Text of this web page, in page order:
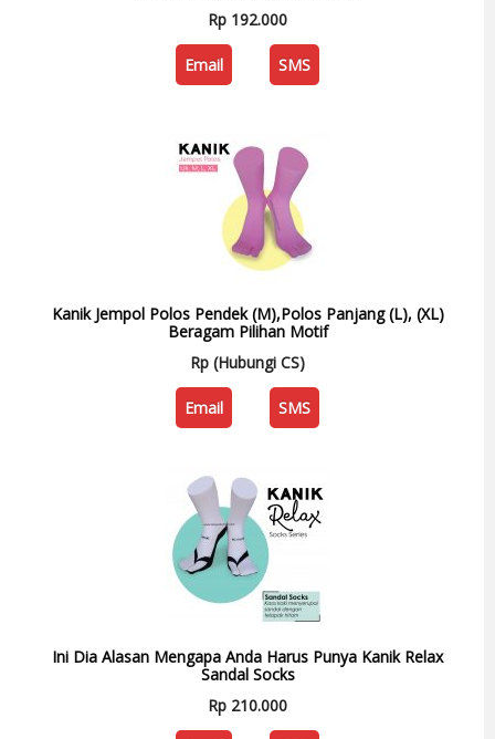
Rp 192.000
Email SMS
Kanik Jempol Polos Pendek (M),Polos Panjang (L), (XL)
Beragam Pilihan Motif
Rp (Hubungi CS)
Email SMS
Ini Dia Alasan Mengapa Anda Harus Punya Kanik Relax
Sandal Socks
Rp 210.000